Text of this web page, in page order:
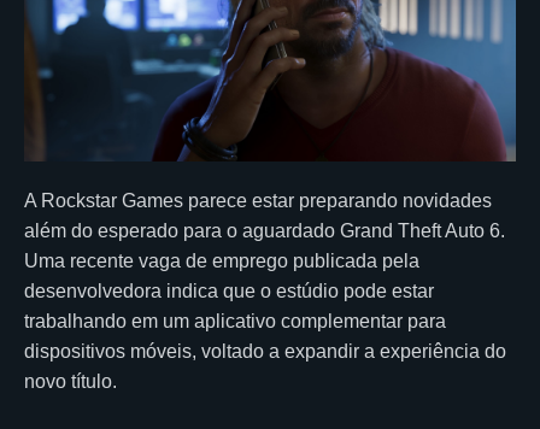
A Rockstar Games parece estar preparando novidades
além do esperado para o aguardado Grand Theft Auto 6.
Uma recente vaga de emprego publicada pela
desenvolvedora indica que o estúdio pode estar
trabalhando em um aplicativo complementar para
dispositivos móveis, voltado a expandir a experiência do
novo título.